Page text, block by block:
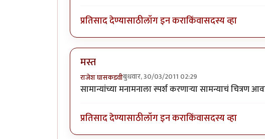
प्रतिसाद देण्यासाठीलॉग इन कराकिंवासदस्य व्हा
मस्त
राजेश घासकडवीबुधवार, 30/03/2011 02:29
सामान्यांच्या मनामनाला स्पर्श करणाऱ्या सामन्याचं
प्रतिसाद देण्यासाठीलॉग इन कराकिंवासदस्य व्हा